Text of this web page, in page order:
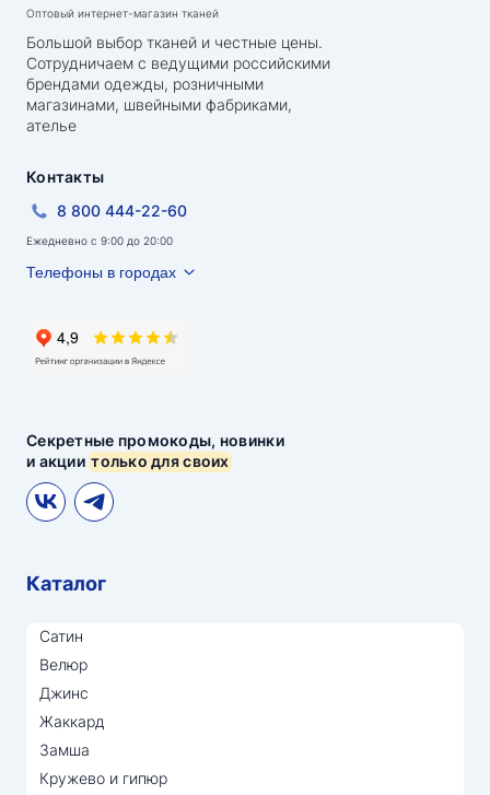
Оптовый интернет-магазин тканей
Большой выбор тканей и честные цены.
Сотрудничаем с ведущими российскими
брендами одежды, розничными
магазинами, швейными фабриками,
ателье
Секретные промокоды, новинки
и акциитолько для своих
Контакты
8 800 444-22-60
Ежедневно с 9:00 до 20:00
Телефоны в городах
Каталог
Сатин
Велюр
Джинс
Жаккард
Замша
Кружево и гипюр